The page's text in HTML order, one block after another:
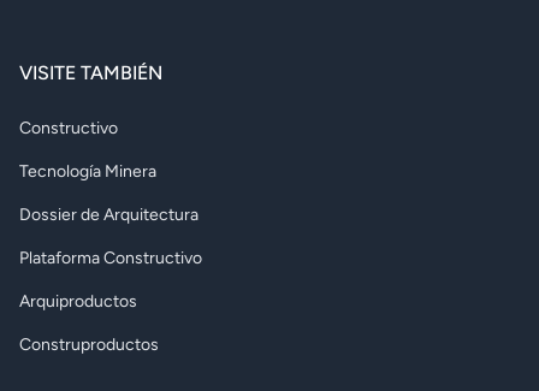
VISITE TAMBIÉN
Constructivo
Tecnología Minera
Dossier de Arquitectura
Plataforma Constructivo
Arquiproductos
Construproductos